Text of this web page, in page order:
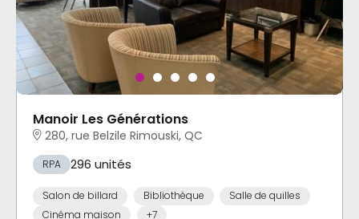
Manoir Les Générations
280, rue Belzile Rimouski, QC
RPA 296 unités
Salon de billard Bibliothèque
Salle de quilles
Cinéma maison
+7